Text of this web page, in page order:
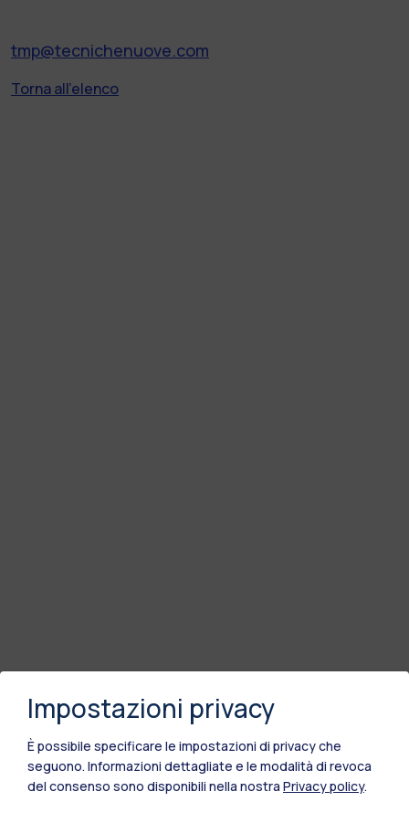
tmp@tecnichenuove.com
Torna all'elenco
Impostazioni privacy
È possibile specificare le impostazioni di privacy che
seguono. Informazioni dettagliate e le modalità di revoca
del consenso sono disponibili nella nostra Privacy policy.